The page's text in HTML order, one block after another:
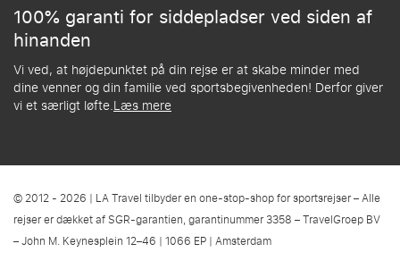
100% garanti for siddepladser ved siden af
hinanden
Vi ved, at højdepunktet på din rejse er at skabe minder med
dine venner og din familie ved sportsbegivenheden! Derfor giver
vi et særligt løfte.Læs mere
© 2012 - 2026 | LA Travel tilbyder en one-stop-shop for sportsrejser – Alle
rejser er dækket af SGR-garantien, garantinummer 3358 – TravelGroep BV
– John M. Keynesplein 12–46 | 1066 EP | Amsterdam